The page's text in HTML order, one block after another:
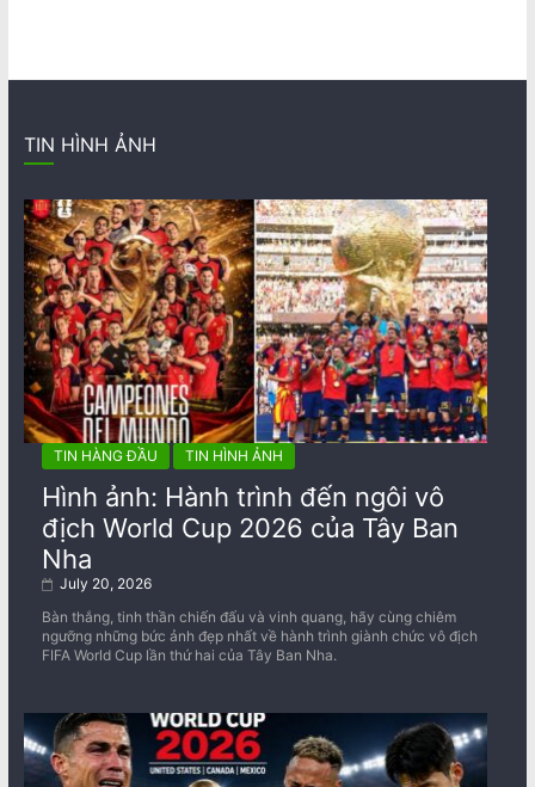
TIN HÌNH ẢNH
TIN HÀNG ĐẦU TIN HÌNH ẢNH
Hình ảnh: Hành trình đến ngôi vô
địch World Cup 2026 của Tây Ban
Nha
July 20, 2026
Bàn thắng, tinh thần chiến đấu và vinh quang, hãy cùng chiêm
ngưỡng những bức ảnh đẹp nhất về ​​hành trình giành chức vô địch
FIFA World Cup lần thứ hai của Tây Ban Nha.